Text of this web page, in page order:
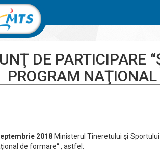
DE PARTICIPARE
PROGRAM NAŢIONAL
2018 Ministerul Tineretului şi
de formare“ , astfel: